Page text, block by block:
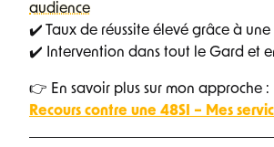
audience
✔️ Taux de réussite élevé grâce à
✔️ Intervention dans tout le Gard et
👉 En savoir plus sur mon approche :
Recours contre une 48SI – Mes